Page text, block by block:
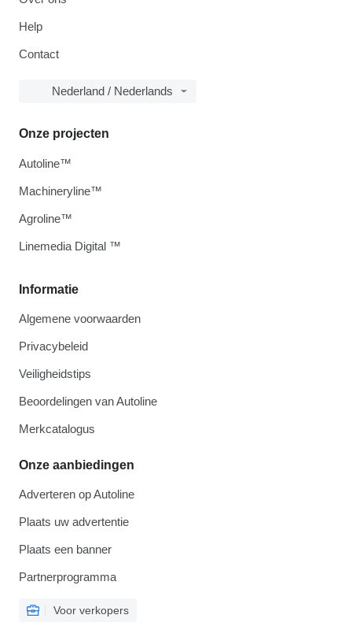
Help
Contact
Nederland / Nederlands
Informatie
Algemene voorwaarden
Privacybeleid
Veiligheidstips
Beoordelingen van Autoline
Merkcatalogus
Onze aanbiedingen
Adverteren op Autoline
Plaats uw advertentie
Plaats een banner
Partnerprogramma
Voor verkopers
Onze projecten
Autoline™
Machineryline™
Agroline™
Linemedia Digital ™